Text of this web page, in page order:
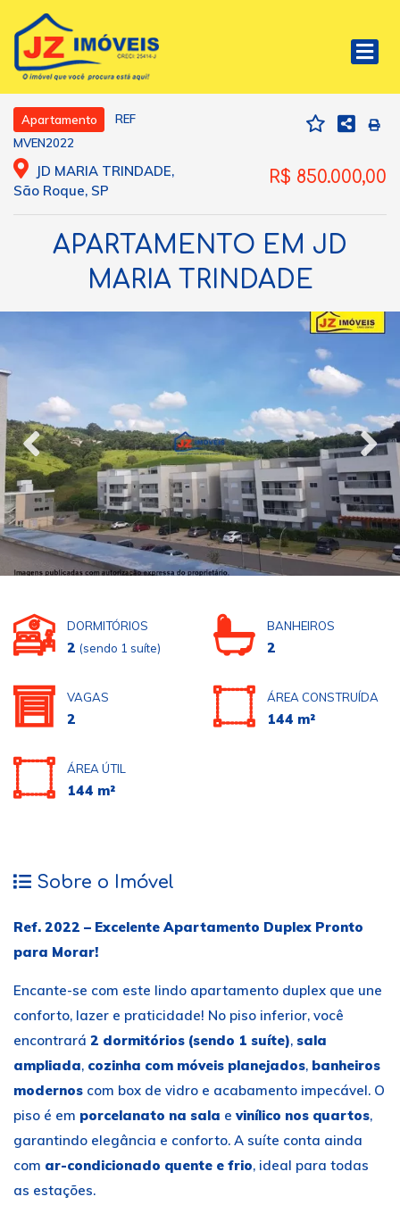
Apartamento
REF
MVEN2022
JD MARIA TRINDADE,
São Roque, SP
R$ 850.000,00
APARTAMENTO EM JD
MARIA TRINDADE
DORMITÓRIOS
2 (sendo 1 suíte)
BANHEIROS
2
VAGAS
2
ÁREA CONSTRUÍDA
144 m²
ÁREA ÚTIL
144 m²
Sobre o Imóvel
Ref. 2022 – Excelente Apartamento Duplex Pronto
para Morar!
Encante-se com este lindo apartamento duplex que une
conforto, lazer e praticidade! No piso inferior, você
encontrará 2 dormitórios (sendo 1 suíte), sala
ampliada, cozinha com móveis planejados, banheiros
modernos com box de vidro e acabamento impecável. O
piso é em porcelanato na sala evinílico nos quartos,
garantindo elegância e conforto. A suíte conta ainda
com ar-condicionado quente e frio, ideal para todas
as estações.